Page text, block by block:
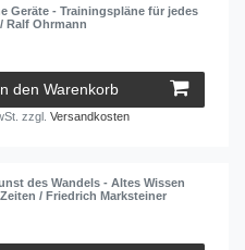
Geräte - Trainingspläne für jedes
Ralf Ohrmann
den Warenkorb
zzgl.Versandkosten
des Wandels - Altes Wissen
/ Friedrich Marksteiner